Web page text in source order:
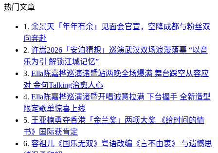
热门文章
1. 余景天「年年有余」见面会官宣，空降成都与粉丝双
向奔赴
2. 许嵩2026「安泊猜想」巡演武汉双场浪漫落幕 “以音
乐为引 解锁江城记忆”
3. Ella陈嘉桦巡演诸暨站两晚全场爆满 舞台踩空从容应
对 金句Talking治愈人心
4. Ella陈嘉桦巡演诸暨开唱诚意拉满 下台握手 全新造型
限定歌单惊喜上线
5. 王亚楠勇夺香港「金兰奖」两项大奖 《给时间的情
书》国际获肯定
6. 容祖儿《国乐无双》粤语改编《言不由衷》 与遗憾思